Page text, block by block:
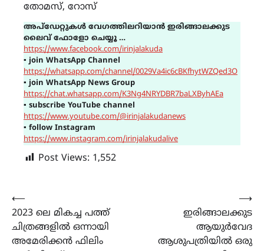
തോമസ്, റോസ്
അപ്ഡേറ്റുകൾ വേഗത്തിലറിയാൻ ഇരിങ്ങാലക്കുട
ലൈവ് ഫോളോ ചെയ്യൂ …
https://www.facebook.com/irinjalakuda
▪ join WhatsApp Channel
https://whatsapp.com/channel/0029Va4ic6cBKfhytWZQed3O
▪ join WhatsApp News Group
https://chat.whatsapp.com/K3Ng4NRYDBR7baLXByhAEa
▪ subscribe YouTube channel
https://www.youtube.com/@irinjalakudanews
▪ follow Instagram
https://www.instagram.com/irinjalakudalive
Post Views: 1,552
Post
navigation
⟵
2023 ലെ മികച്ച പത്ത്
ചിത്രങ്ങളിൽ ഒന്നായി
അമേരിക്കൻ ഫിലിം
ഇരിങ്ങാലക്കുട
ആയുർവേദ
ആശുപത്രിയിൽ ഒരു
⟶